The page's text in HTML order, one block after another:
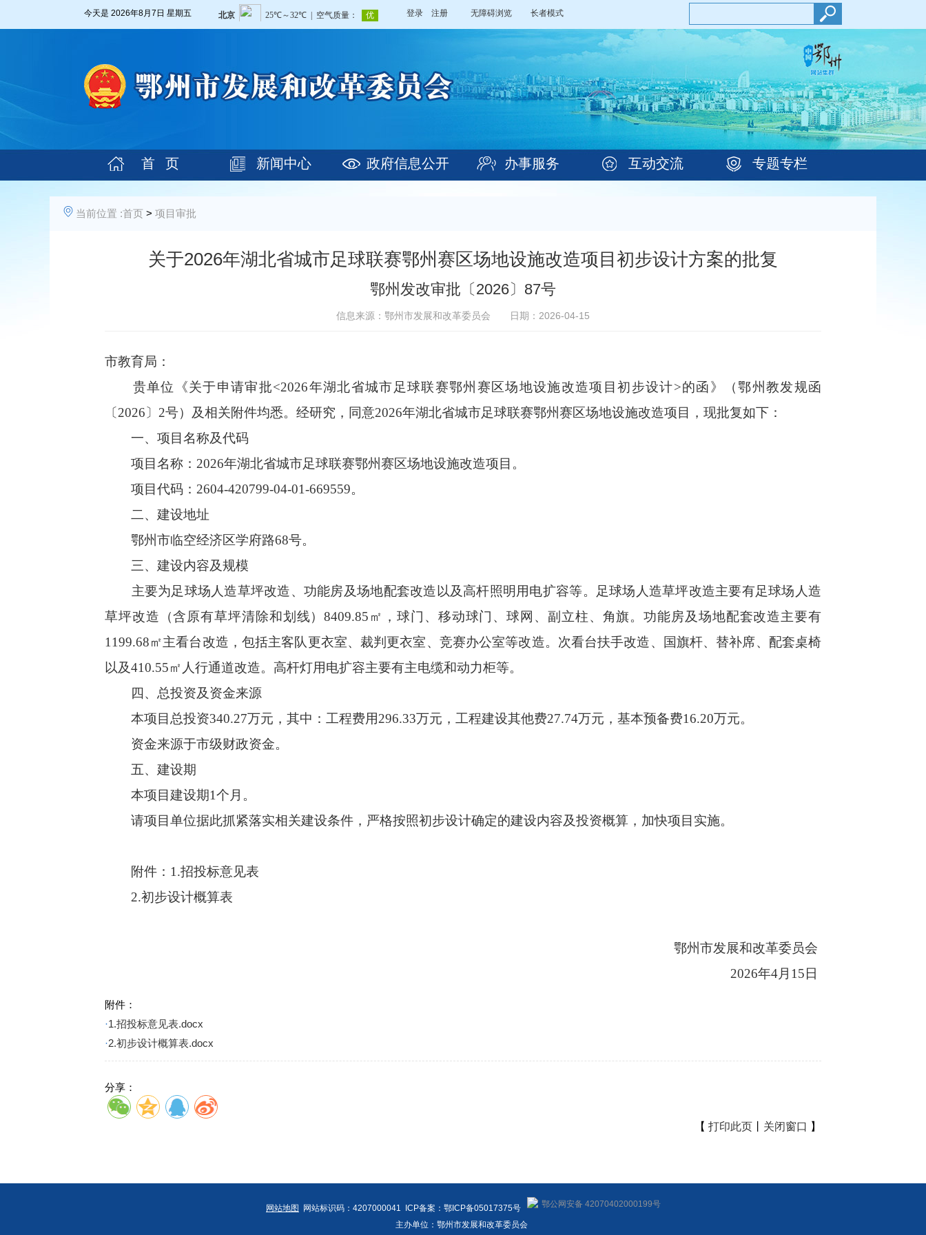
今天是 2026年8月7日 星期五 登录 注册 无障碍浏览 长者模式
首 页 新闻中心 政府信息公开 办事服务 互动交流 专题专栏
当前位置 :首页 > 项目审批
关于2026年湖北省城市足球联赛鄂州赛区场地设施改造项目初步设计方案的批复
鄂州发改审批〔2026〕87号
信息来源：鄂州市发展和改革委员会 日期：2026-04-15
市教育局：
贵单位《关于申请审批<2026年湖北省城市足球联赛鄂州赛区场地设施改造项目初步设计>的函》（鄂州教发规函
〔 2026 〕 2号）及相关附件均悉。经研究，同意2026年湖北省城市足球联赛鄂州赛区场地设施改造项目，现批复如下：
一、项目名称及代码
项目名称： 2026年湖北省城市足球联赛鄂州赛区场地设施改造项目。
项目代码： 2604-420799-04-01-669559。
二、建设地址
鄂州市临空经济区学府路68号。
三、建设内容及规模
主要为足球场人造草坪改造、功能房及场地配套改造以及高杆照明用电扩容等。足球场人造草坪改造主要有足球场人造
草坪改造（含原有草坪清除和划线）8409.85 ㎡，球门、移动球门、球网、副立柱、角旗。功能房及场地配套改造主要有
1199.68㎡主看台改造，包括主客队更衣室、裁判更衣室、竞赛办公室等改造。次看台扶手改造、国旗杆、替补席、配套桌椅
以及410.55㎡人行通道改造。高杆灯用电扩容主要有主电缆和动力柜等。
四、总投资及资金来源
本项目总投资340.27万元，其中：工程费用296.33万元，工程建设其他费27.74万元，基本预备费16.20万元。
资金来源于市级财政资金。
五、建设期
本项目建设期1个月。
请项目单位据此抓紧落实相关建设条件，严格按照初步设计确定的建设内容及投资概算，加快项目实施。
附件： 1.招投标意见表
2.初步设计概算表
鄂州市发展和改革委员会
2026年4月 15 日
附件：
·1.招投标意见表.docx
·2.初步设计概算表.docx
分享：
【 打印此页 关闭窗口 】
网站地图 网站标识码：4207000041 ICP备案：鄂ICP备05017375号 鄂公网安备 42070402000199号
主办单位：鄂州市发展和改革委员会